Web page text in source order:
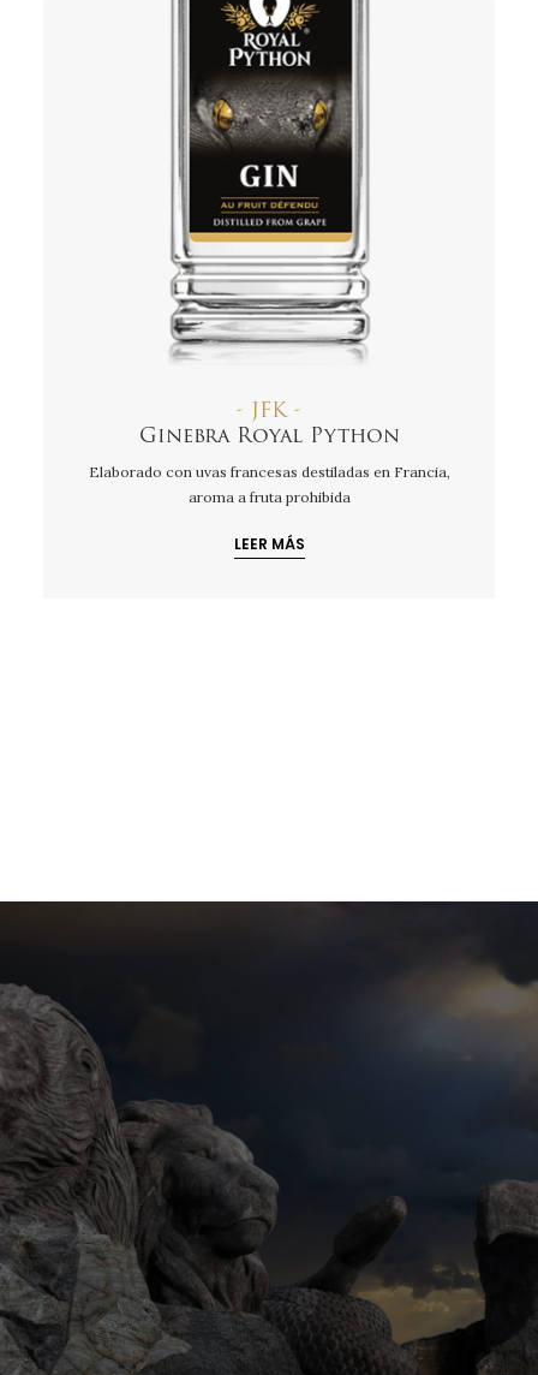
- JFK -
Ginebra Royal Python
Elaborado con uvas francesas destiladas en Francia,
aroma a fruta prohibida
LEER MÁS